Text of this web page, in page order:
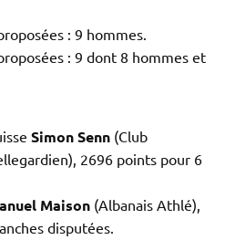
: 9 hommes.
: 9 dont 8 hommes et
Simon Senn (Club
2696 points pour 6
Maison (Albanais Athlé),
disputées.